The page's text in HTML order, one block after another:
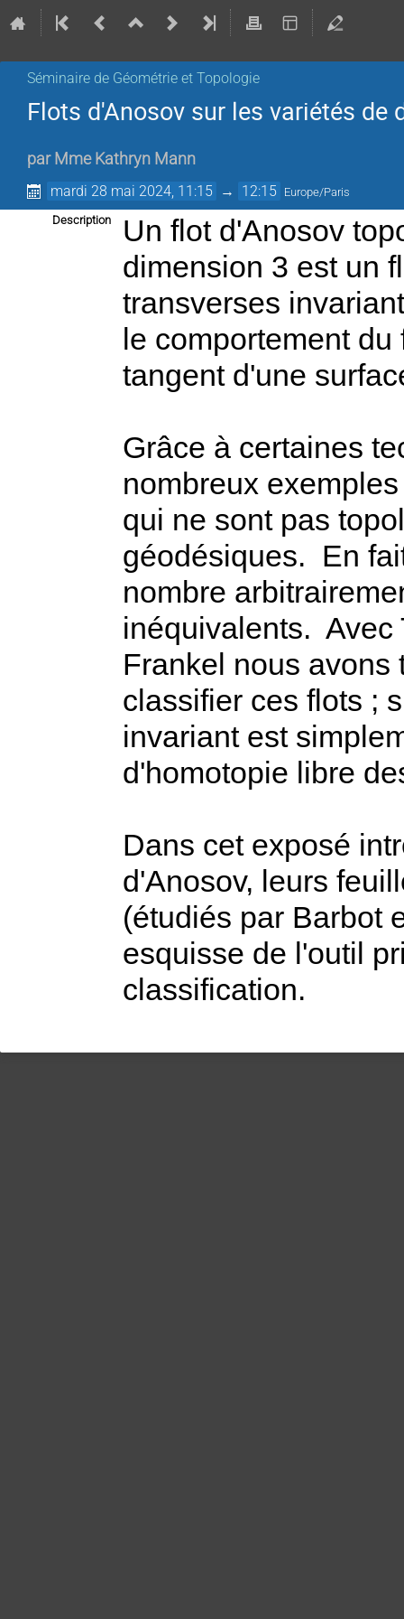
Séminaire de Géométrie et Topologie
Flots d'Anosov sur les variétés de
par Mme Kathryn Mann
mardi 28 mai 2024, 11:15 → 12:15 Europe/Paris
Description
Un flot d'Anosov
dimension 3 est un
transverses
le comportement
tangent d'une
Grâce à certaines
nombreux
qui ne sont pas
géodésiques. En
nombre
inéquivalents. Avec
Frankel nous avons
classifier ces flots ;
invariant est
d'homotopie libre
Dans cet exposé
d'Anosov, leurs
(étudiés par Barbot
esquisse de l'outil
classification.